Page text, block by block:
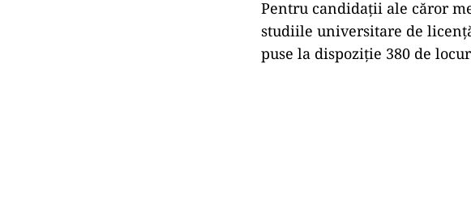
Pentru candidaţii ale căror
studiile universitare de
puse la dispoziţie 380 de